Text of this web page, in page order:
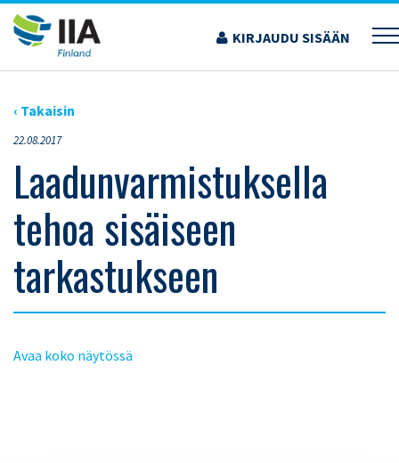
Siirry
sisältöön
KIRJAUDU SISÄÄN
›AJANKOHTAISET ARTIKKELIT
LAADUNVARMISTUKSELLA TEHOA SISÄISEEN
TARKASTUKSEEN
‹ Takaisin
22.08.2017
Laadunvarmistuksella
tehoa sisäiseen
tarkastukseen
Avaa koko näytössä